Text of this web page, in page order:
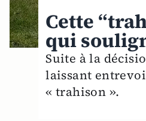
Cette
qui
Suite à la
laissant
« trahison ».